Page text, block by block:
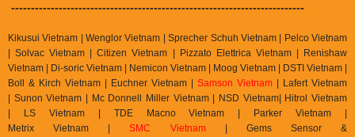
--------------------------------------------------------------------------
Kikusui Vietnam | Wenglor Vietnam | Sprecher Schuh Vietnam |
Pelco Vietnam
| Solvac Vietnam | Citizen Vietnam |
Pizzato Elettrica Vietnam| Renishaw
Vietnam | Di-soric Vietnam |
Nemicon Vietnam | Moog Vietnam | DSTI Vietnam |
Boll & Kirch Vietnam | Euchner Vietnam | Samson Vietnam | Lafert Vietnam
| Sunon Vietnam | Mc Donnell Miller Vietnam | NSD Vietnam| Hitrol Vietnam
| LS Vietnam | TDE Macno Vietnam | Parker Vietnam |
MetrixVietnam |SMC Vietnam| Gems Sensor &